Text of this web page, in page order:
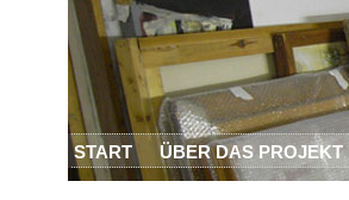
START ÜBER DAS PROJEKT